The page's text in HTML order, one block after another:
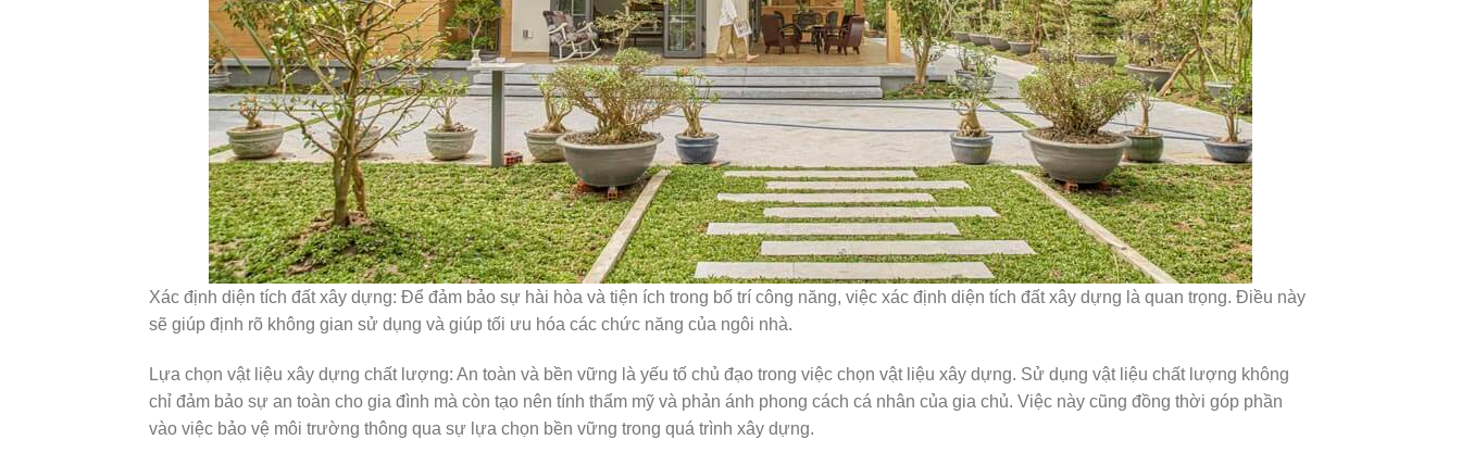
Xác định diện tích đất xây dựng: Để đảm bảo sự hài hòa và tiện ích trong bố trí công năng, việc xác định diện tích đất xây dựng là quan trọng. Điều này
sẽ giúp định rõ không gian sử dụng và giúp tối ưu hóa các chức năng của ngôi nhà.
Lựa chọn vật liệu xây dựng chất lượng: An toàn và bền vững là yếu tố chủ đạo trong việc chọn vật liệu xây dựng. Sử dụng vật liệu chất lượng không
chỉ đảm bảo sự an toàn cho gia đình mà còn tạo nên tính thẩm mỹ và phản ánh phong cách cá nhân của gia chủ. Việc này cũng đồng thời góp phần
vào việc bảo vệ môi trường thông qua sự lựa chọn bền vững trong quá trình xây dựng.